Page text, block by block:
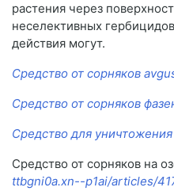
растения через
неселективных
действия могут.
Средство от сорняков
Средство от сорняков
Средство для
Средство от сорняков на
ttbgni0a.xn--p1ai/articles/